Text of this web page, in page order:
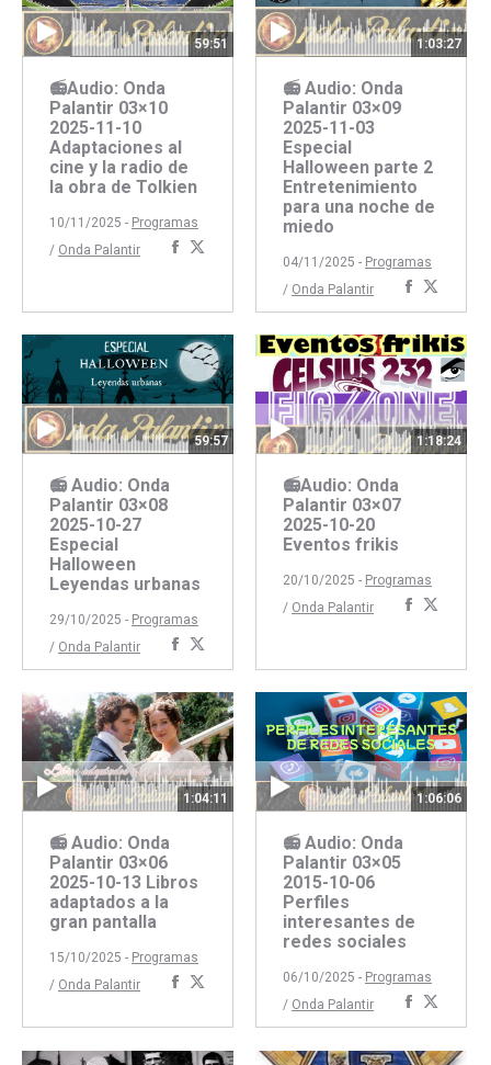
59:51
📻Audio: Onda
Palantir 03×10
2025-11-10
Adaptaciones al
cine y la radio de
la obra de Tolkien
10/11/2025 - Programas
/ Onda Palantir
Compartir
1:03:27
📻 Audio: Onda
Palantir 03×09
2025-11-03
Especial
Halloween parte 2
Entretenimiento
para una noche de
miedo
04/11/2025 - Programas
/ Onda Palantir
Compartir
concon
59:57
📻 Audio: Onda
Palantir 03×08
2025-10-27
Especial
Halloween
Leyendas urbanas
29/10/2025 - Programas
/ Onda Palantir
Compartir
con
Facebook
con
Twitter
1:18:24
📻Audio: Onda
Palantir 03×07
2025-10-20
Eventos frikis
20/10/2025 - Programas
/ Onda Palantir
Compartir
1:04:11
📻 Audio: Onda
Palantir 03×06
2025-10-13 Libros
adaptados a la
gran pantalla
15/10/2025 - Programas
/ Onda Palantir
Compartir
Facebook
Twitter
1:06:06
📻 Audio: Onda
Palantir 03×05
2015-10-06
Perfiles
interesantes de
redes sociales
06/10/2025 - Programas
/ Onda Palantir
Compartir
concon